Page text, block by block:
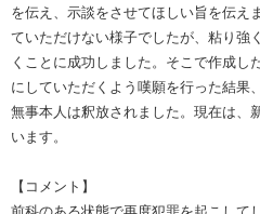
を伝え、示談をさせてほしい旨を伝え
ていただけない様子でしたが、粘り強
くことに成功しました。そこで作成し
にしていただくよう嘆願を行った結果
無事本人は釈放されました。現在は、
います。
【コメント】